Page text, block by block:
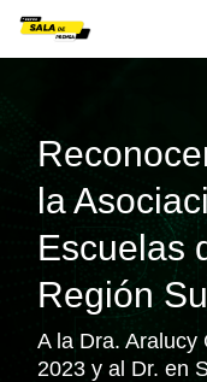
la
Escuelas
Región
A la Dra. Aralucy
2023 y al Dr. en